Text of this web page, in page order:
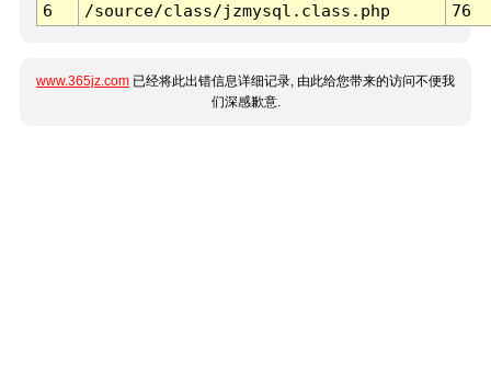
6
/source/class/jzmysql.class.php 76
www.365jz.com 已经将此出错信息详细记录, 由此给您带来的访问不便我
们深感歉意.